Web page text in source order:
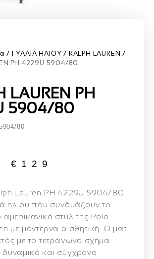
ΓΥΑΛΙΑ ΗΛΙΟΥ
RALPH LAUREN
PH 4229U 5904/80
LAUREN PH
5904/80
80
€ 129
Lauren PH 4229U 5904/80
ηλίου που συνδυάζουν το
αμερικανικό στυλ της Polo
με μοντέρνα αισθητική. Ο ματ
με το τετράγωνο σχήμα
και σύγχρονο